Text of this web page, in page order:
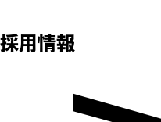
採用情報